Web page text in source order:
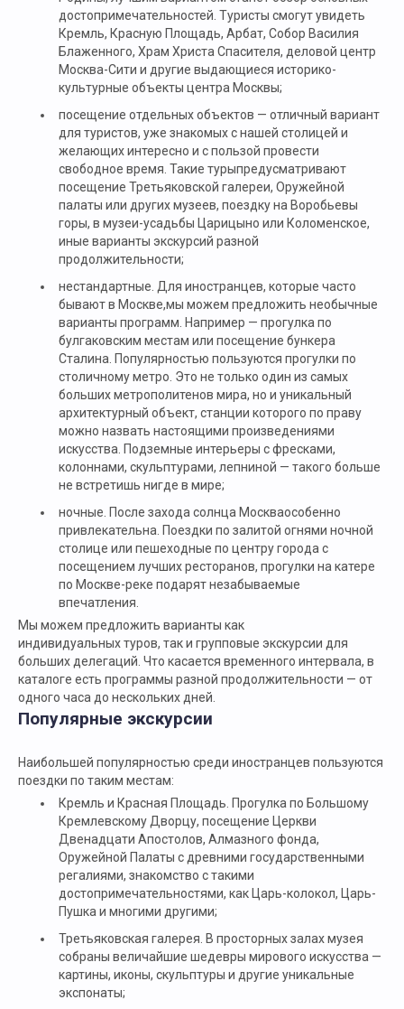
достопримечательностей. Туристы смогут увидеть
Кремль, Красную Площадь, Арбат, Собор Василия
Блаженного, Храм Христа Спасителя, деловой центр
Москва-Сити и другие выдающиеся историко-
культурные объекты центра Москвы;
посещение отдельных объектов — отличный вариант
для туристов, уже знакомых с нашей столицей и
желающих интересно и с пользой провести
свободное время. Такие турыпредусматривают
посещение Третьяковской галереи, Оружейной
палаты или других музеев, поездку на Воробьевы
горы, в музеи-усадьбы Царицыно или Коломенское,
иные варианты экскурсий разной
продолжительности;
нестандартные. Для иностранцев, которые часто
бывают в Москве,мы можем предложить необычные
варианты программ. Например — прогулка по
булгаковским местам или посещение бункера
Сталина. Популярностью пользуются прогулки по
столичному метро. Это не только один из самых
больших метрополитенов мира, но и уникальный
архитектурный объект, станции которого по праву
можно назвать настоящими произведениями
искусства. Подземные интерьеры с фресками,
колоннами, скульптурами, лепниной — такого больше
не встретишь нигде в мире;
ночные. После захода солнца Москваособенно
привлекательна. Поездки по залитой огнями ночной
столице или пешеходные по центру города с
посещением лучших ресторанов, прогулки на катере
по Москве-реке подарят незабываемые
впечатления.
Мы можем предложить варианты как
индивидуальных туров, так и групповые экскурсии для
больших делегаций. Что касается временного интервала, в
каталоге есть программы разной продолжительности — от
одного часа до нескольких дней.
Популярные экскурсии
Наибольшей популярностью среди иностранцев пользуются
поездки по таким местам:
Кремль и Красная Площадь. Прогулка по Большому
Кремлевскому Дворцу, посещение Церкви
Двенадцати Апостолов, Алмазного фонда,
Оружейной Палаты с древними государственными
регалиями, знакомство с такими
достопримечательностями, как Царь-колокол, Царь-
Пушка и многими другими;
Третьяковская галерея. В просторных залах музея
собраны величайшие шедевры мирового искусства —
картины, иконы, скульптуры и другие уникальные
экспонаты;